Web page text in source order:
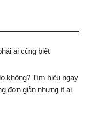
ai cũng biết
không? Tìm hiểu ngay
đơn giản nhưng ít ai